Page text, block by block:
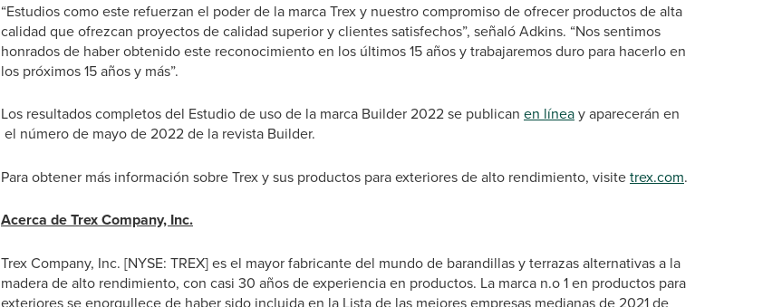
“Estudios como este refuerzan el poder de la marca Trex y nuestro compromiso de ofrecer productos de alta
calidad que ofrezcan proyectos de calidad superior y clientes satisfechos”, señaló Adkins. “Nos sentimos
honrados de haber obtenido este reconocimiento en los últimos 15 años y trabajaremos duro para hacerlo en
los próximos 15 años y más”.
Los resultados completos del Estudio de uso de la marca Builder 2022 se publican en líneay aparecerán en
el número de mayo de 2022 de la revista Builder.
Para obtener más información sobre Trex y sus productos para exteriores de alto rendimiento, visitetrex.com.
Acerca de Trex Company, Inc.
Trex Company, Inc. [NYSE: TREX] es el mayor fabricante del mundo de barandillas y terrazas alternativas a la
madera de alto rendimiento, con casi 30 años de experiencia en productos. La marca n.o 1 en productos para
exteriores se enorgullece de haber sido incluida en la Lista de las mejores empresas medianas de 2021 de